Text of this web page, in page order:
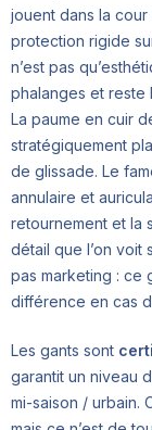
jouent dans la
protection rigide
n’est pas
phalanges et reste
La paume en cuir
stratégiquement
de glissade. Le
annulaire et
retournement et la
détail que l’on voit
pas marketing : ce
différence en cas
Les gants sont
garantit un niveau
mi-saison / urbain.